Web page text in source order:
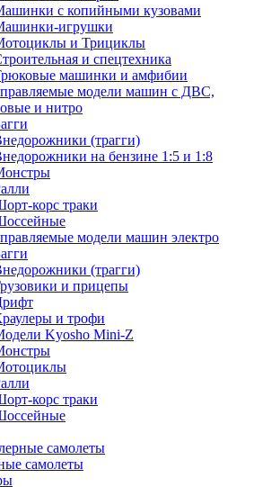
с копийными кузовами
игрушки
и Трициклы
и спецтехника
машинки и амфибии
модели машин с ДВС,
и нитро
(трагги)
на бензине 1:5 и 1:8
корс траки
модели машин электро
(трагги)
и прицепы
и трофи
Kyosho Mini-Z
корс траки
самолеты
самолеты